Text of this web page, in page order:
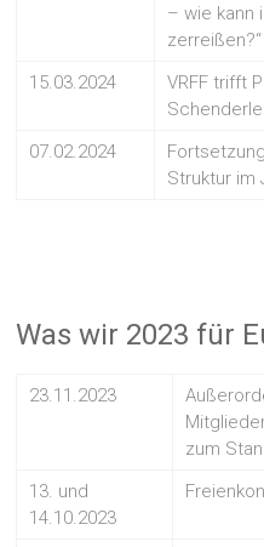
– wie kann
zerreißen?“
15.03.2024
VRFF trifft
07.02.2024
Struktur im
Was wir 2023 für
23.11.2023
zum
13. und
14.10.2023